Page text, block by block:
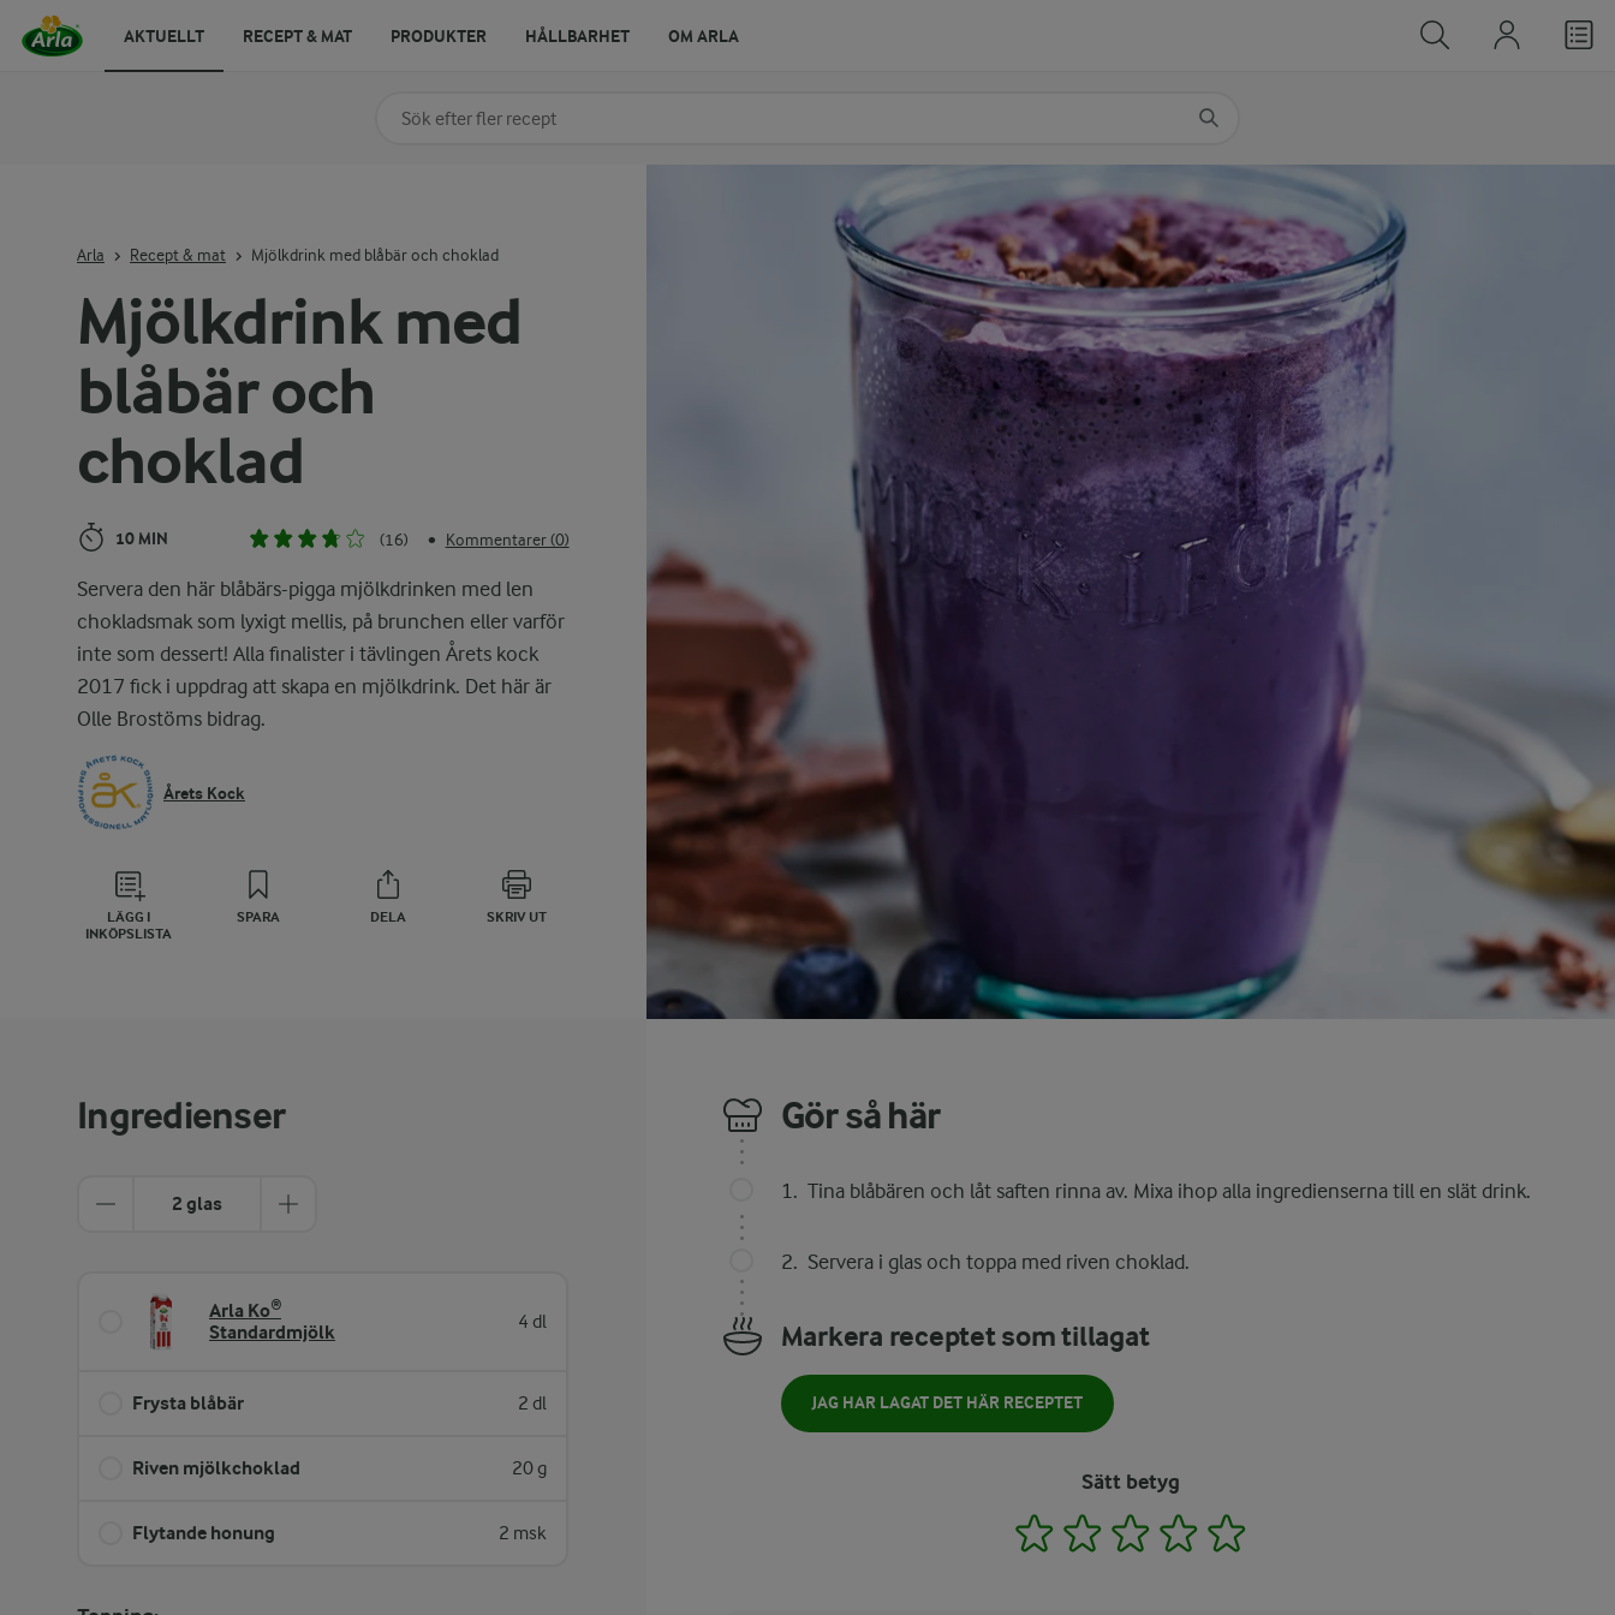
Mjölkdrink med
blåbär och
choklad
10 MIN (16) • Kommentarer (0)
Servera den här blåbärs-pigga mjölkdrinken med len
chokladsmak som lyxigt mellis, på brunchen eller varför
inte som dessert! Alla finalister i tävlingen Årets kock
2017 fick i uppdrag att skapa en mjölkdrink. Det här är
Olle Brostöms bidrag.
Årets Kock
LÄGG I
INKÖPSLISTA
SPARA DELA SKRIV UT
Arla Recept & mat Mjölkdrink med blåbär och choklad
Ingredienser
2 glas
Arla Ko®
Standardmjölk
4 dl
Frysta blåbär 2 dl
Riven mjölkchoklad 20 g
Flytande honung 2 msk
Gör så här
Tina blåbären och låt saften rinna av. Mixa ihop alla ingredienserna till en slät drink.
Servera i glas och toppa med riven choklad.
Markera receptet som tillagat
JAG HAR LAGAT DET HÄR RECEPTET
Sätt betyg
1 2 3 4
Sök på kategori eller ingrediens
AKTUELLT RECEPT & MAT PRODUKTER HÅLLBARHET OM ARLA